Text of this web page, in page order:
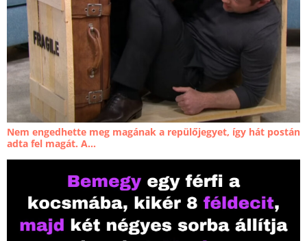
Nem engedhette meg magának a repülőjegyet, így hát postán
adta fel magát. A...